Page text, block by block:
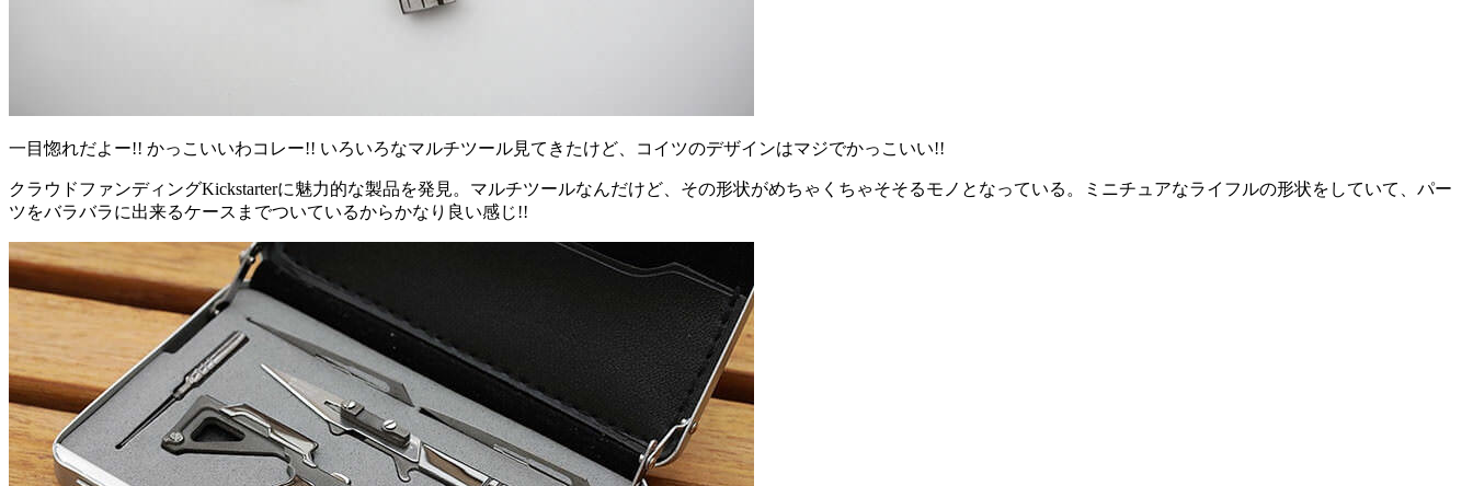
一目惚れだよー!! かっこいいわコレー!! いろいろなマルチツール見てきたけど、コイツのデザインはマジでかっこいい!!
クラウドファンディングKickstarterに魅力的な製品を発見。マルチツールなんだけど、その形状がめちゃくちゃそそるモノとなっている。ミニチュアなライフルの形状をしていて、パー
ツをバラバラに出来るケースまでついているからかなり良い感じ!!